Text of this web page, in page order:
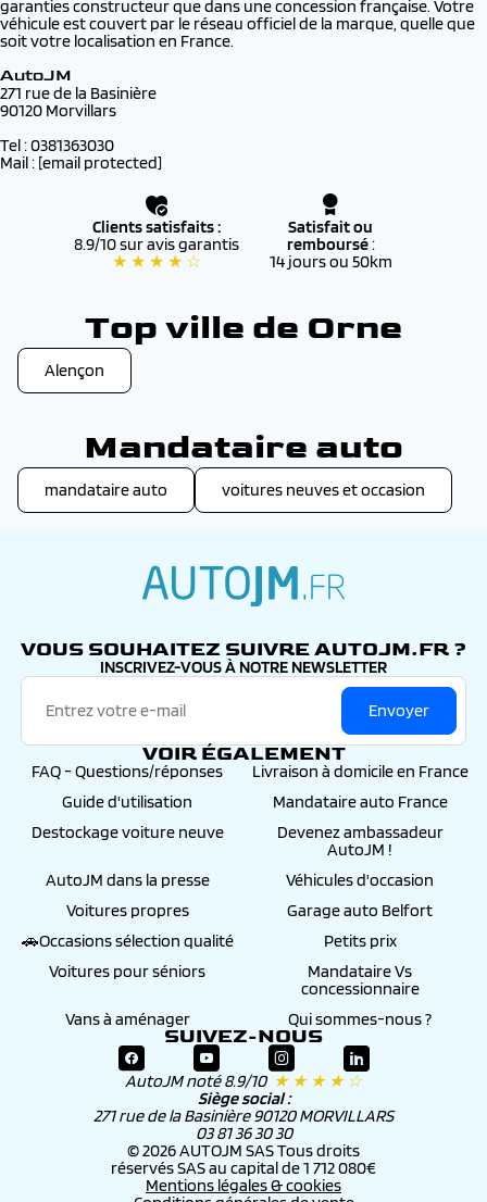
garanties constructeur que dans une concession française. Votre
véhicule est couvert par le réseau officiel de la marque, quelle que
soit votre localisation en France.
AutoJM
271 rue de la Basinière
90120 Morvillars
Tel : 0381363030
Mail : [email protected]
Clients satisfaits :
8.9/10 sur avis garantis
★ ★ ★ ★ ☆
Satisfait ou
remboursé:
14 jours ou 50km
Top ville de Orne
Alençon
Mandataire auto
mandataire auto voitures neuves et occasion
VOUS SOUHAITEZ SUIVRE AUTOJM.FR ?
INSCRIVEZ-VOUS À NOTRE NEWSLETTER
Envoyer
VOIR ÉGALEMENT
FAQ - Questions/réponses
Livraison à domicile en France
Guide d'utilisation
Mandataire auto France
Destockage voiture neuve
Devenez ambassadeur
AutoJM !
AutoJM dans la presse
Véhicules d'occasion
Voitures propres
Garage auto Belfort
🚗Occasions sélection qualité
Petits prix
Voitures pour séniors
Mandataire Vs
concessionnaire
Vans à aménager
Qui sommes-nous ?
SUIVEZ-NOUS
AutoJM noté 8.9/10 ★ ★ ★ ★ ☆
Siège social :
271 rue de la Basinière 90120 MORVILLARS
03 81 36 30 30
© 2026 AUTOJM SAS Tous droits
réservés SAS au capital de 1 712 080€
Mentions légales & cookies